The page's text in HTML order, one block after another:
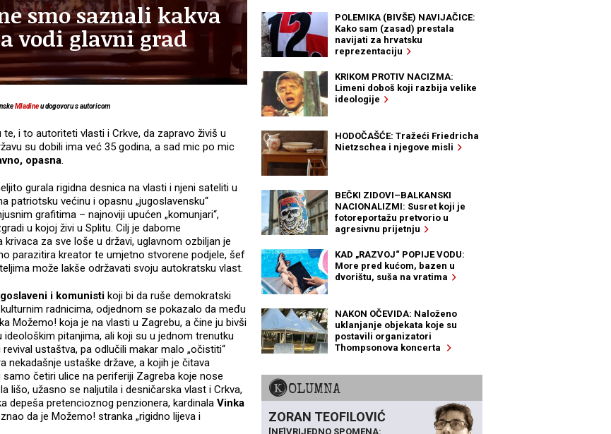
smo saznali kakva
vodi glavni grad
Mladineu dogovoru s autoricom
i to autoriteti vlasti i Crkve, da zapravo živiš u
su dobili ima već 35 godina, a sad mic po mic
opasna.
gurala rigidna desnica na vlasti i njeni sateliti u
patriotsku većinu i opasnu „jugoslavensku“
grafitima – najnoviji upućen „komunjari“,
u kojoj živi u Splitu. Cilj je dabome
za sve loše u državi, uglavnom ozbiljan je
parazitira kreator te umjetno stvorene podjele, šef
može lakše održavati svoju autokratsku vlast.
i komunisti koji bi da ruše demokratski
radnicima, odjednom se pokazalo da među
Možemo! koja je na vlasti u Zagrebu, a čine ju bivši
pitanjima, ali koji su u jednom trenutku
ustaštva, pa odlučili makar malo „očistiti“
nekadašnje ustaške države, a kojih je čitava
četiri ulice na periferiji Zagreba koje nose
lišo, užasno se naljutila i desničarska vlast i Crkva,
depeša pretencioznog penzionera, kardinala Vinka
da je Možemo! stranka „rigidno lijeva i
POLEMIKA (BIVŠE) NAVIJAČICE:
Kako sam (zasad) prestala
navijati za hrvatsku
reprezentaciju
KRIKOM PROTIV NACIZMA:
Limeni doboš koji razbija velike
ideologije
HODOČAŠĆE: Tražeći Friedricha
Nietzschea i njegove misli
BEČKI ZIDOVI–BALKANSKI
NACIONALIZMI: Susret koji je
fotoreportažu pretvorio u
agresivnu prijetnju
KAD „RAZVOJ“ POPIJE VODU:
More pred kućom, bazen u
dvorištu, suša na vratima
NAKON OČEVIDA: Naloženo
uklanjanje objekata koje su
postavili organizatori
Thompsonova koncerta
KOLUMNA
ZORAN TEOFILOVIĆ
[NE]VRIJEDNO SPOMENA: